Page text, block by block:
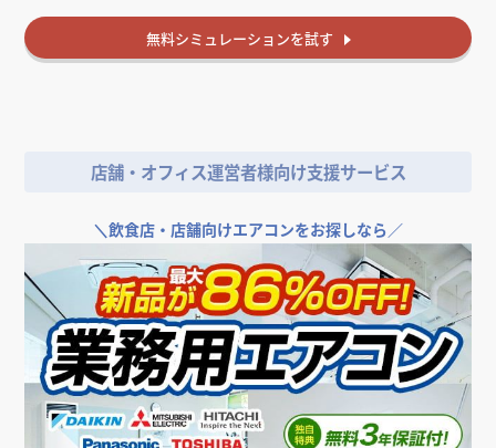
無料シミュレーションを試す
店舗・オフィス運営者様向け支援サービス
＼飲食店・店舗向けエアコンをお探しなら／